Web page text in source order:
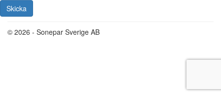
© 2026 - Sonepar Sverige AB